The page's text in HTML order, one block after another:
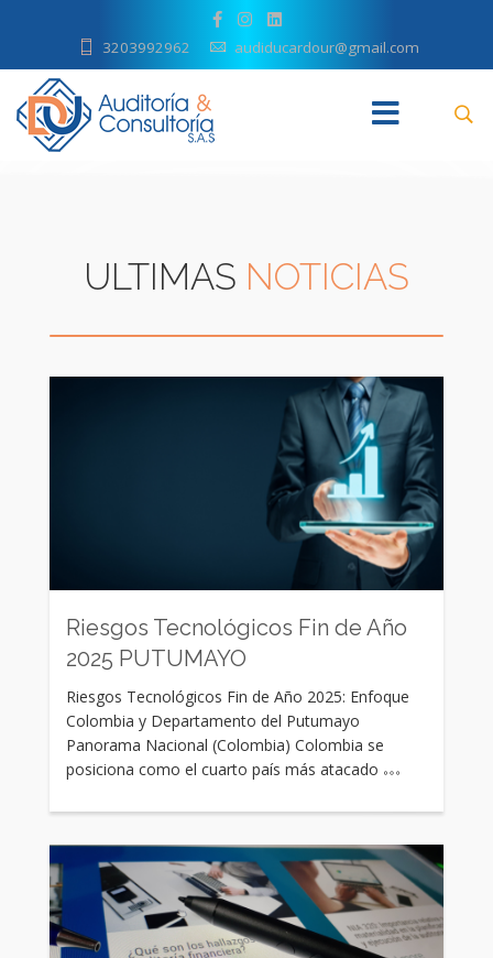
3203992962 audiducardour@gmail.com
ULTIMAS NOTICIAS
Riesgos Tecnológicos Fin de Año
2025 PUTUMAYO
Riesgos Tecnológicos Fin de Año 2025: Enfoque
Colombia y Departamento del Putumayo
Panorama Nacional (Colombia) Colombia se
posiciona como el cuarto país más atacado